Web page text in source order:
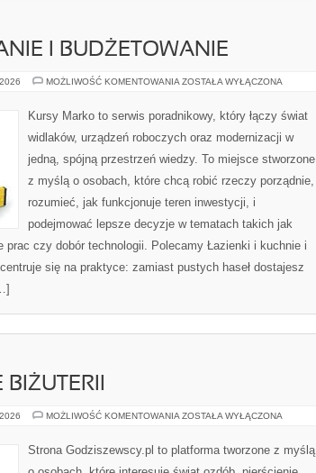
I BUDŻETOWANIE
MOŻLIWOŚĆ KOMENTOWANIA KOSZTORYSOWANIE
ZOSTAŁA WYŁĄCZONA
Kursy Marko to serwis poradnikowy, który łączy świat
widlaków, urządzeń roboczych oraz modernizacji w
jedną, spójną przestrzeń wiedzy. To miejsce stworzone
z myślą o osobach, które chcą robić rzeczy porządnie,
rozumieć, jak funkcjonuje teren inwestycji, i
podejmować lepsze decyzje w tematach takich jak
prac czy dobór technologii. Polecamy Łazienki i kuchnie i
się na praktyce: zamiast pustych haseł dostajesz
MOŻLIWOŚĆ KOMENTOWANIA DIY
BIŻUTERII
ZOSTAŁA WYŁĄCZONA
Strona Godziszewscy.pl to platforma tworzone z myślą